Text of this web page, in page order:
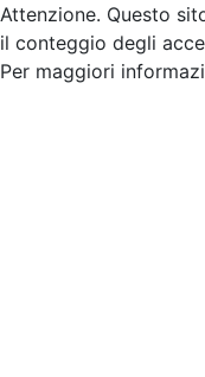
Attenzione. Questo
il conteggio degli
Per maggiori